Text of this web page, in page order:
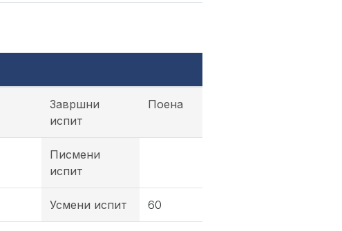
Завршни
испит
Поена
Писмени
испит
Усмени испит 60